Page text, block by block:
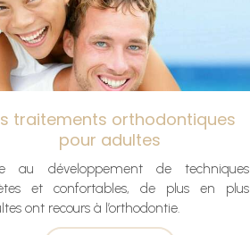
traitements orthodontiques
pour adultes
au développement de techniques
et confortables, de plus en plus
ont recours à l’orthodontie.